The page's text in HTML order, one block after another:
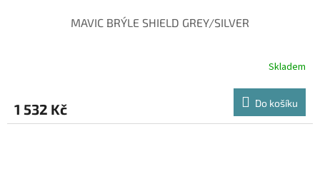
MAVIC BRÝLE SHIELD GREY/SILVER
Skladem
1 532 Kč Do košíku